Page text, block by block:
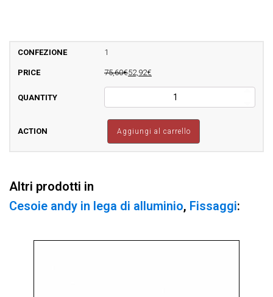
1
75,60€52,92€
-
Ricambio
Aggiungi al carrello
Altri prodotti in
Cesoie andy in lega di alluminio, Fissaggi: